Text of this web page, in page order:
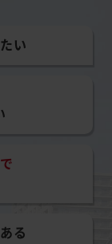
い
る